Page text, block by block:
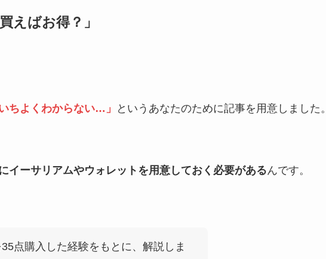
えばお得？」
いちよくわからない…」 というあなたのために記事を用意しました。
イーサリアムやウォレットを用意しておく必要があるんです。
点購入した経験をもとに、解説しま